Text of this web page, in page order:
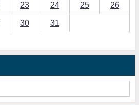
23 24 25 26
30
31